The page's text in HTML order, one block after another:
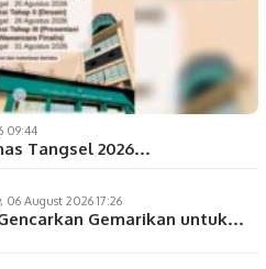
09:44
Tangsel 2026…
06 August 2026 17:26
Gemarikan untuk…